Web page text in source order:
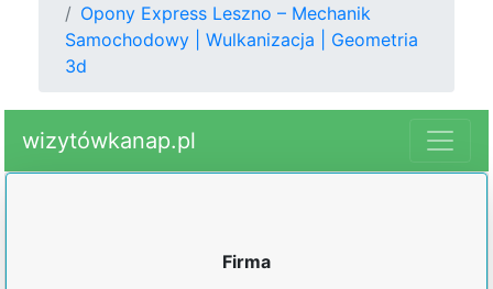
Opony Express Leszno – Mechanik
Samochodowy | Wulkanizacja | Geometria
3d
wizytówkanap.pl
Firma